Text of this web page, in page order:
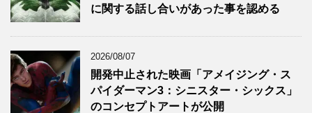
に関する話し合いがあった事を認める
2026/08/07
開発中止された映画「アメイジング・ス
パイダーマン3：シニスター・シックス」
のコンセプトアートが公開